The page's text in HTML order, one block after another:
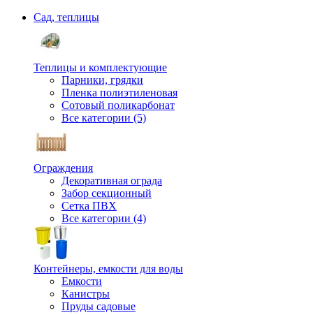
Сад, теплицы
Теплицы и комплектующие
Парники, грядки
Пленка полиэтиленовая
Сотовый поликарбонат
Все категории (5)
Ограждения
Декоративная ограда
Забор секционный
Сетка ПВХ
Все категории (4)
Контейнеры, емкости для воды
Емкости
Канистры
Пруды садовые